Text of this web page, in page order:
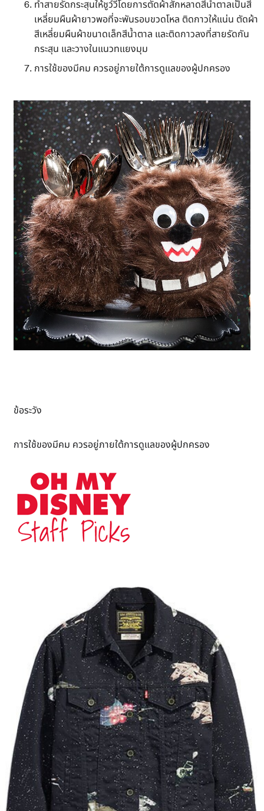
ทำสายรัดกระสุนให้ชูว์วี่โดยการตัดผ้าสักหลาดสีน้ำตาลเป็นสี
เหลี่ยมผืนผ้ายาวพอที่จะพันรอบขวดโหล ติดกาวให้แน่น ตัดผ้า
สีเหลี่ยมผืนผ้าขนาดเล็กสีน้ำตาล และติดกาวลงที่สายรัดกัน
กระสุน และวางในแนวทแยงมุม
การใช้ของมีคม ควรอยู่ภายใต้การดูแลของผู้ปกครอง
ข้อระวัง
การใช้ของมีคม ควรอยู่ภายใต้การดูแลของผู้ปกครอง